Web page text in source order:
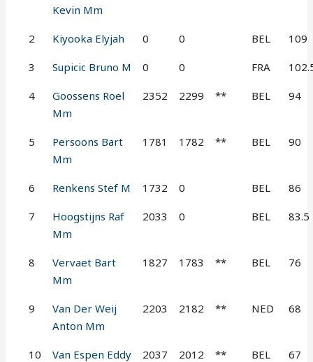
Kevin Mm
2 Kiyooka Elyjah 0 0 BEL 109
3 Supicic Bruno M 0 0 FRA
4
Goossens Roel
Mm
2352 2299 ** BEL 94
5
Persoons Bart
Mm
1781 1782 ** BEL 90
6 Renkens Stef M 1732 0 BEL 86
7
Hoogstijns Raf
Mm
2033 0 BEL 83.5
8
Vervaet Bart
Mm
1827 1783 ** BEL 76
9
Van Der Weij
Anton Mm
2203 2182 ** NED 68
10
Van Espen Eddy
2037 2012 ** BEL 67